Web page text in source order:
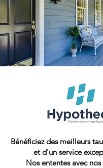
Bénéficiez des meilleurs
et d'un service
Nos ententes avec